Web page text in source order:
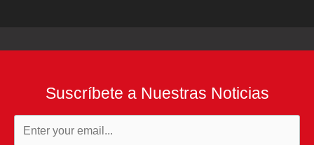
Suscríbete a Nuestras Noticias